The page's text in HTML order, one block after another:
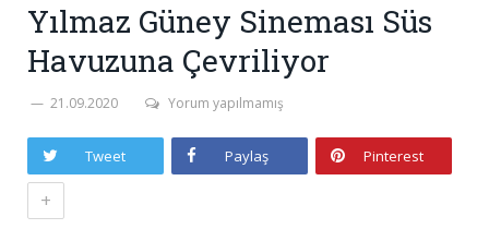
Yılmaz Güney Sineması Süs
Havuzuna Çevriliyor
21.09.2020 Yorum yapılmamış
Tweet Paylaş Pinterest
+